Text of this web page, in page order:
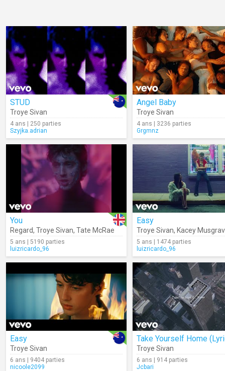
STUD
Troye Sivan
4 ans | 250 parties
Szyjka.adrian
Angel Baby
Troye Sivan
4 ans | 3236 parties
Grgmnz
You
Regard, Troye Sivan, Tate McRae
5 ans | 5190 parties
luizricardo_96
Easy
Troye Sivan, Kacey
5 ans | 1474 parties
luizricardo_96
Easy
Troye Sivan
6 ans | 9404 parties
nicoole2099
Take Yourself Home
Troye Sivan
6 ans | 914 parties
Jcbari